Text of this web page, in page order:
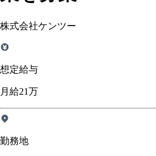
株式会社ケンツー
想定給与
月給21万
勤務地